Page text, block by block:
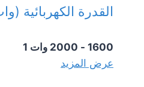
القدرة الكهربائية
1600 - 2000 وات
1
عرض المزيد